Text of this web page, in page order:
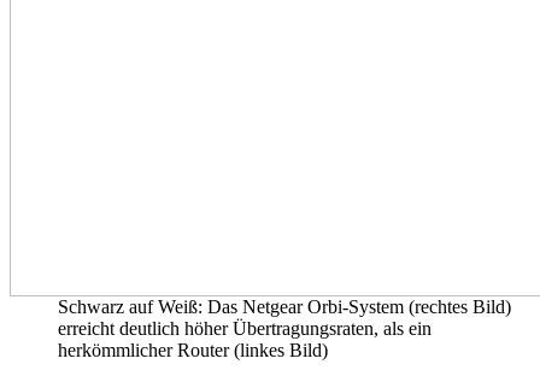
Schwarz auf Weiß: Das Netgear Orbi-System (rechtes Bild)
erreicht deutlich höher Übertragungsraten, als ein
herkömmlicher Router (linkes Bild)